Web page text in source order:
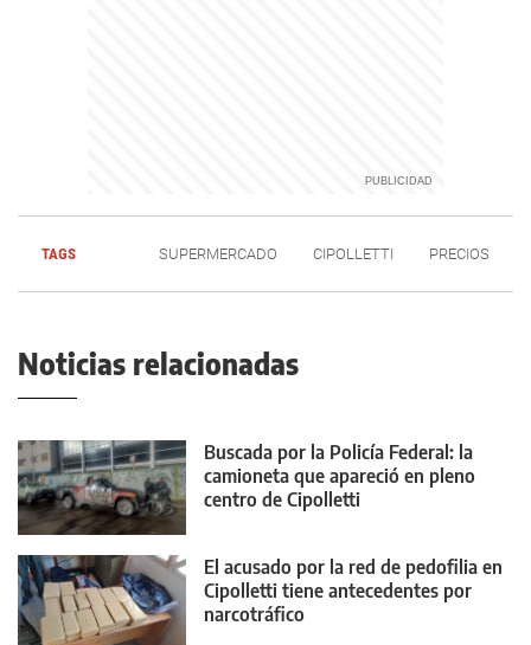
TAGS SUPERMERCADO CIPOLLETTI PRECIOS
Noticias relacionadas
Buscada por la Policía Federal: la
camioneta que apareció en pleno
centro de Cipolletti
El acusado por la red de pedofilia en
Cipolletti tiene antecedentes por
narcotráfico